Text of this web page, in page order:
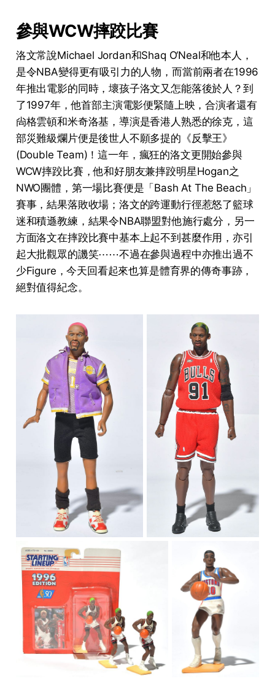
參與WCW摔跤比賽
洛文常說Michael Jordan和Shaq O‘Neal和他本人，
是令NBA變得更有吸引力的人物，而當前兩者在1996
年推出電影的同時，壞孩子洛文又怎能落後於人？到
了1997年，他首部主演電影便緊隨上映，合演者還有
尙格雲頓和米奇洛基，導演是香港人熟悉的徐克，這
部災難級爛片便是後世人不願多提的《反擊王》
(Double Team)！這一年，瘋狂的洛文更開始參與
WCW摔跤比賽，他和好朋友兼摔跤明星Hogan之
NWO團體，第一場比賽便是「Bash At The Beach」
賽事，結果落敗收場；洛文的跨運動行徑惹怒了籃球
迷和積遜教練，結果令NBA聯盟對他施行處分，另一
方面洛文在摔跤比賽中基本上起不到甚麼作用，亦引
起大批觀眾的譏笑⋯⋯不過在參與過程中亦推出過不
少Figure，今天回看起來也算是體育界的傳奇事跡，
絕對值得紀念。